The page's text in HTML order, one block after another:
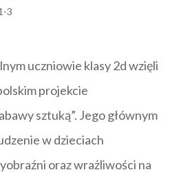
3
uczniowie klasy 2d wzięli
projekcie
sztuką”. Jego głównym
w dzieciach
oraz wrażliwości na